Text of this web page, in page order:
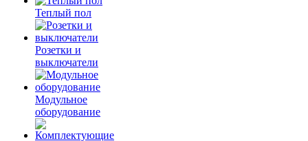
Теплый пол
Розетки и
выключатели
Модульное
оборудование